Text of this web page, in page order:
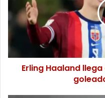
Mundial
2026
el
goleador
Erling Haaland